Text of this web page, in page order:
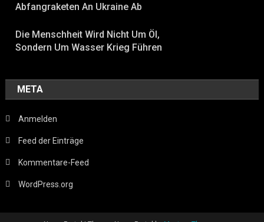
Abfangraketen An Ukraine Ab
Die Menschheit Wird Nicht Um Öl,
Sondern Um Wasser Krieg Führen
META
Anmelden
Feed der Einträge
Kommentare-Feed
WordPress.org